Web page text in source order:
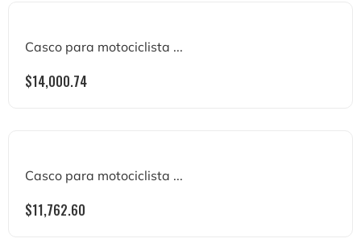
Casco para motociclista ...
$14,000.74
Casco para motociclista ...
$11,762.60